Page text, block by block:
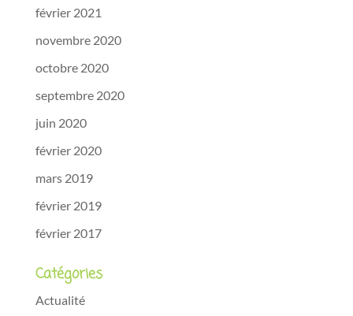
février 2021
novembre 2020
octobre 2020
septembre 2020
juin 2020
février 2020
mars 2019
février 2019
février 2017
Catégories
Actualité